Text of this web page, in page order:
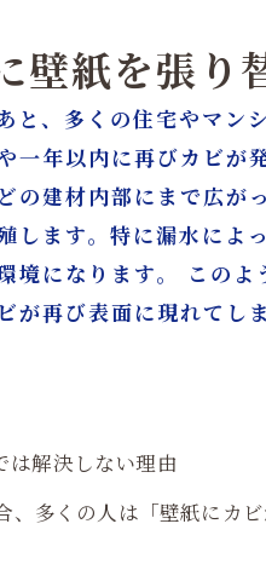
7. カビ再発を防
8. 漏水後のリフ
9. カビ除去と
10. 壁紙張り替
カビ取り・カビ
壁紙を張り
と、多くの住宅やマン
一年以内に再びカビ
の建材内部にまで広が
します。特に漏水によ
境になります。 この
が再び表面に現れてし
は解決しない理由
、多くの人は「壁紙にカ